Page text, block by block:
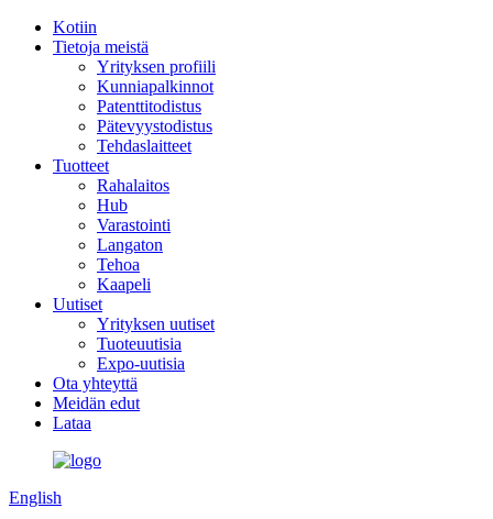
Kotiin
Tietoja meistä
Yrityksen profiili
Kunniapalkinnot
Patenttitodistus
Pätevyystodistus
Tehdaslaitteet
Tuotteet
Rahalaitos
Hub
Varastointi
Langaton
Tehoa
Kaapeli
Uutiset
Yrityksen uutiset
Tuoteuutisia
Expo-uutisia
Ota yhteyttä
Meidän edut
Lataa
English